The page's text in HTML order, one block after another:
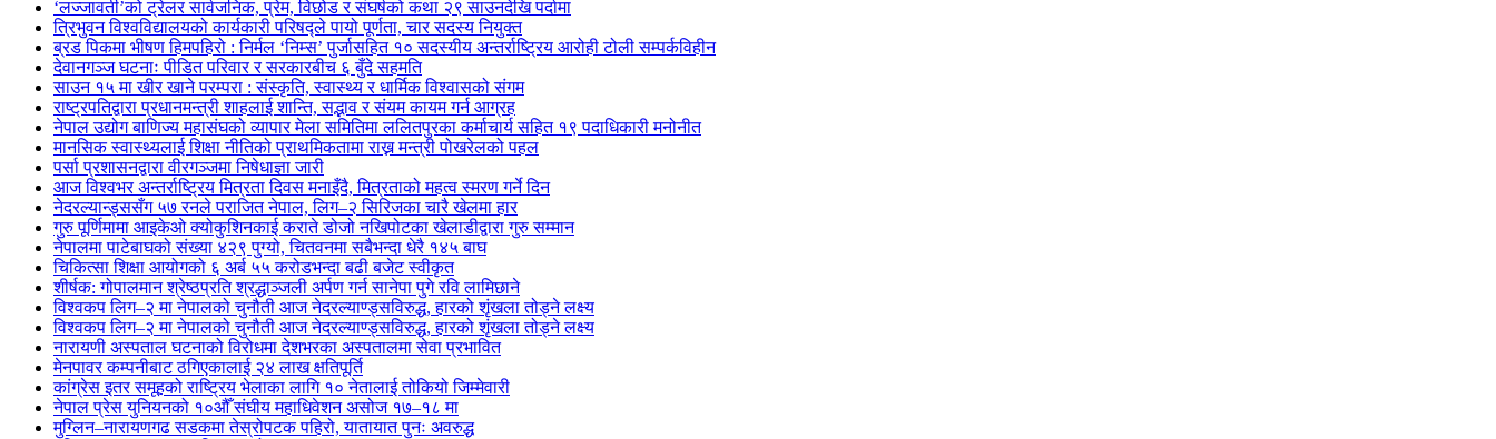
‘लज्जावती’को ट्रेलर सार्वजनिक, प्रेम, विछोड र संघर्षको कथा २९ साउनदेखि पर्दामा
त्रिभुवन विश्वविद्यालयको कार्यकारी परिषद्ले पायो पूर्णता, चार सदस्य नियुक्त
ब्रड पिकमा भीषण हिमपहिरो : निर्मल ‘निम्स’ पुर्जासहित १० सदस्यीय अन्तर्राष्ट्रिय आरोही टोली सम्पर्कविहीन
देवानगञ्ज घटनाः पीडित परिवार र सरकारबीच ६ बुँदे सहमति
साउन १५ मा खीर खाने परम्परा : संस्कृति, स्वास्थ्य र धार्मिक विश्वासको संगम
राष्ट्रपतिद्वारा प्रधानमन्त्री शाहलाई शान्ति, सद्भाव र संयम कायम गर्न आग्रह
नेपाल उद्योग बाणिज्य महासंघको व्यापार मेला समितिमा ललितपुरका कर्माचार्य सहित १९ पदाधिकारी मनोनीत
मानसिक स्वास्थ्यलाई शिक्षा नीतिको प्राथमिकतामा राख्न मन्त्री पोखरेलको पहल
पर्सा प्रशासनद्वारा वीरगञ्जमा निषेधाज्ञा जारी
आज विश्वभर अन्तर्राष्ट्रिय मित्रता दिवस मनाइँदै, मित्रताको महत्व स्मरण गर्ने दिन
नेदरल्यान्ड्ससँग ५७ रनले पराजित नेपाल, लिग–२ सिरिजका चारै खेलमा हार
गुरु पूर्णिमामा आइकेओ क्योकुशिनकाई कराते डोजो नखिपोटका खेलाडीद्वारा गुरु सम्मान
नेपालमा पाटेबाघको संख्या ४२९ पुग्यो, चितवनमा सबैभन्दा धेरै १४५ बाघ
चिकित्सा शिक्षा आयोगको ६ अर्ब ५५ करोडभन्दा बढी बजेट स्वीकृत
शीर्षक: गोपालमान श्रेष्ठप्रति श्रद्धाञ्जली अर्पण गर्न सानेपा पुगे रवि लामिछाने
विश्वकप लिग–२ मा नेपालको चुनौती आज नेदरल्याण्ड्सविरुद्ध, हारको शृंखला तोड्ने लक्ष्य
विश्वकप लिग–२ मा नेपालको चुनौती आज नेदरल्याण्ड्सविरुद्ध, हारको शृंखला तोड्ने लक्ष्य
नारायणी अस्पताल घटनाको विरोधमा देशभरका अस्पतालमा सेवा प्रभावित
मेनपावर कम्पनीबाट ठगिएकालाई २४ लाख क्षतिपूर्ति
कांग्रेस इतर समूहको राष्ट्रिय भेलाका लागि १० नेतालाई तोकियो जिम्मेवारी
नेपाल प्रेस युनियनको १०औँ संघीय महाधिवेशन असोज १७–१८ मा
मुग्लिन–नारायणगढ सडकमा तेस्रोपटक पहिरो, यातायात पुनः अवरुद्ध